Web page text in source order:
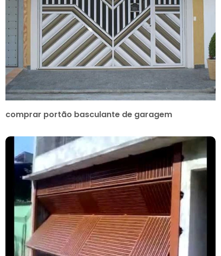
comprar portão basculante de garagem